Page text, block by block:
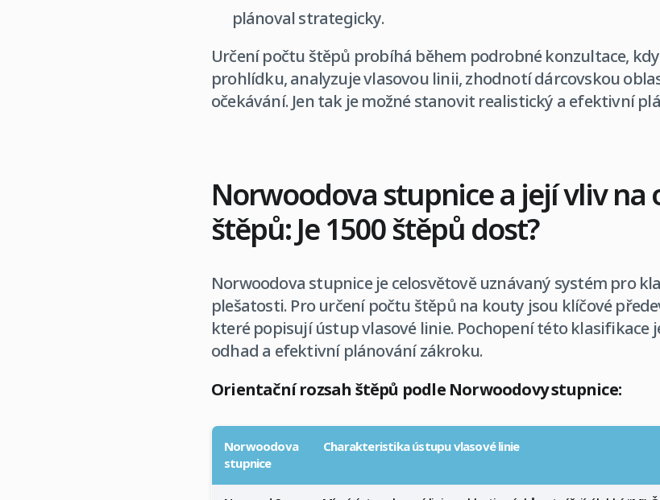
plánoval strategicky.
Určení počtu štěpů probíhá během podrobné konzultace,
prohlídku, analyzuje vlasovou linii, zhodnotí dárcovskou
očekávání. Jen tak je možné stanovit realistický a efektivní
Norwoodova stupnice a její vliv na
štěpů: Je 1500 štěpů dost?
Norwoodova stupnice je celosvětově uznávaný systém pro
plešatosti. Pro určení počtu štěpů na kouty jsou klíčové
které popisují ústup vlasové linie. Pochopení této klasifikace
odhad a efektivní plánování zákroku.
Orientační rozsah štěpů podle Norwoodovy stupnice:
Norwoodova
stupnice
Charakteristika ústupu vlasové linie